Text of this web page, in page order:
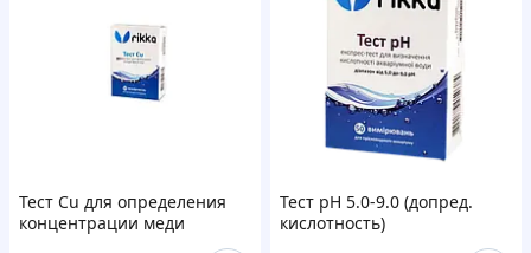
Тест Cu для определения
концентрации меди
Тест рН 5.0-9.0 (допред.
кислотность)